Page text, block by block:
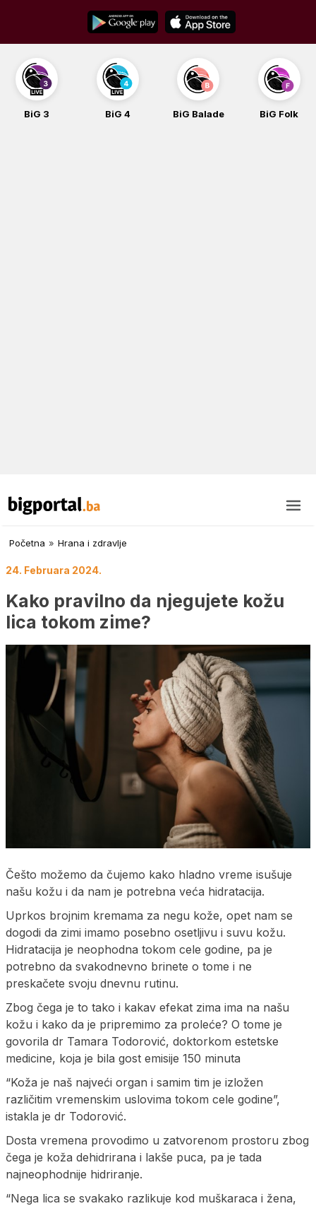
content
BiG 3 BiG 4 BiG Balade BiG Folk
Početna » Hrana i zdravlje
24. Februara 2024.
Kako pravilno da njegujete kožu
lica tokom zime?
Češto možemo da čujemo kako hladno vreme isušuje
našu kožu i da nam je potrebna veća hidratacija.
Uprkos brojnim kremama za negu kože, opet nam se
dogodi da zimi imamo posebno osetljivu i suvu kožu.
Hidratacija je neophodna tokom cele godine, pa je
potrebno da svakodnevno brinete o tome i ne
preskačete svoju dnevnu rutinu.
Zbog čega je to tako i kakav efekat zima ima na našu
kožu i kako da je pripremimo za proleće? O tome je
govorila dr Tamara Todorović, doktorkom estetske
medicine, koja je bila gost emisije 150 minuta
“Koža je naš najveći organ i samim tim je izložen
različitim vremenskim uslovima tokom cele godine”,
istakla je dr Todorović.
Dosta vremena provodimo u zatvorenom prostoru zbog
čega je koža dehidrirana i lakše puca, pa je tada
najneophodnije hidriranje.
“Nega lica se svakako razlikuje kod muškaraca i žena,